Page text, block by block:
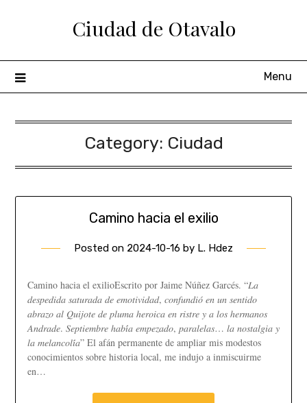
Ciudad de Otavalo
Menu
Category: Ciudad
Camino hacia el exilio
Posted on 2024-10-16 by L. Hdez
Camino hacia el exilioEscrito por Jaime Núñez Garcés. “𝐿𝑎
𝑑𝑒𝑠𝑝𝑒𝑑𝑖𝑑𝑎 𝑠𝑎𝑡𝑢𝑟𝑎𝑑𝑎 𝑑𝑒 𝑒𝑚𝑜𝑡𝑖𝑣𝑖𝑑𝑎𝑑, 𝑐𝑜𝑛𝑓𝑢𝑛𝑑𝑖𝑜́ 𝑒𝑛 𝑢𝑛 𝑠𝑒𝑛𝑡𝑖𝑑𝑜
𝑎𝑏𝑟𝑎𝑧𝑜 𝑎𝑙 𝑄𝑢𝑖𝑗𝑜𝑡𝑒 𝑑𝑒 𝑝𝑙𝑢𝑚𝑎 ℎ𝑒𝑟𝑜𝑖𝑐𝑎 𝑒𝑛 𝑟𝑖𝑠𝑡𝑟𝑒 𝑦 𝑎 𝑙𝑜𝑠 ℎ𝑒𝑟𝑚𝑎𝑛𝑜𝑠
𝐴𝑛𝑑𝑟𝑎𝑑𝑒. 𝑆𝑒𝑝𝑡𝑖𝑒𝑚𝑏𝑟𝑒 ℎ𝑎𝑏𝑖́𝑎 𝑒𝑚𝑝𝑒𝑧𝑎𝑑𝑜, 𝑝𝑎𝑟𝑎𝑙𝑒𝑙𝑎𝑠… 𝑙𝑎 𝑛𝑜𝑠𝑡𝑎𝑙𝑔𝑖𝑎 𝑦
𝑙𝑎 𝑚𝑒𝑙𝑎𝑛𝑐𝑜𝑙𝑖́𝑎” El afán permanente de ampliar mis modestos
conocimientos sobre historia local, me indujo a inmiscuirme
en…